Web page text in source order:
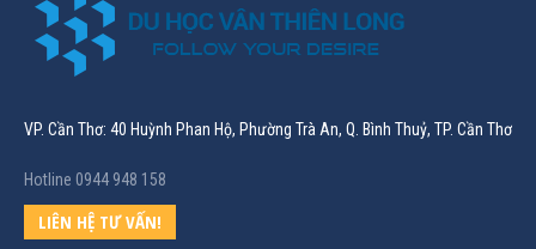
VP. Cần Thơ: 40 Huỳnh Phan Hộ, Phường Trà An, Q. Bình Thuỷ, TP. Cần Thơ
Hotline 0944 948 158
LIÊN HỆ TƯ VẤN!